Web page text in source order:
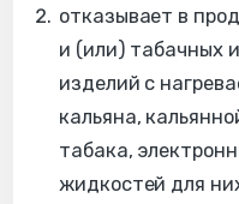
отказывает в
и (или) табачных
изделий с
кальяна,
табака,
жидкостей для